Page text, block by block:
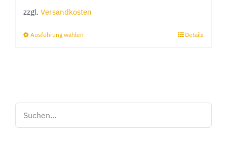
zzgl. Versandkosten
Ausführung wählen
Die
Details